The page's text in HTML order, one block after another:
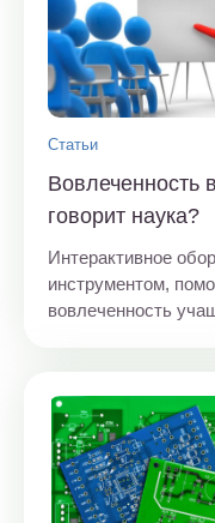
Статьи
Вовлеченность
говорит наука?
Интерактивное
инструментом,
вовлеченность